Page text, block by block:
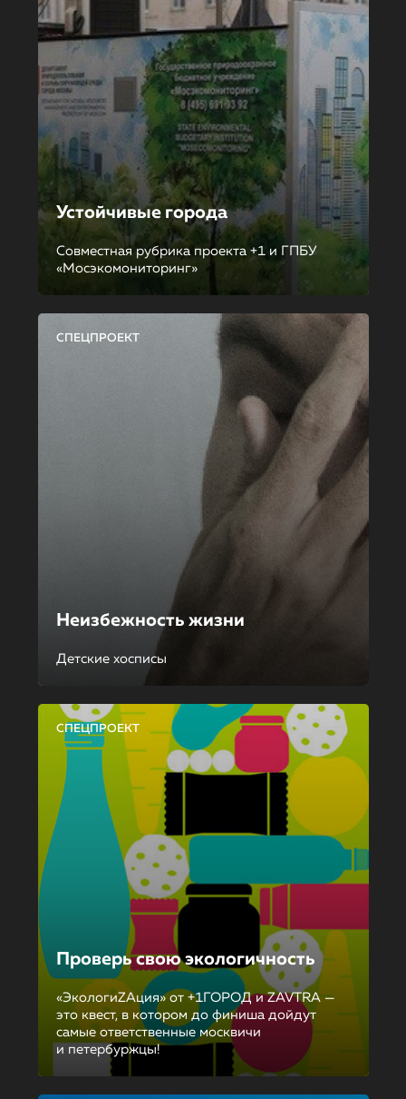
Устойчивые города
Совместная рубрика проекта +1 и ГПБУ
«Мосэкомониторинг»
СПЕЦПРОЕКТ
Неизбежность жизни
Детские хосписы
СПЕЦПРОЕКТ
Проверь свою экологичность
«ЭкологиZAция» от +1ГОРОД и ZAVTRA —
это квест, в котором до финиша дойдут
самые ответственные москвичи
и петербуржцы!